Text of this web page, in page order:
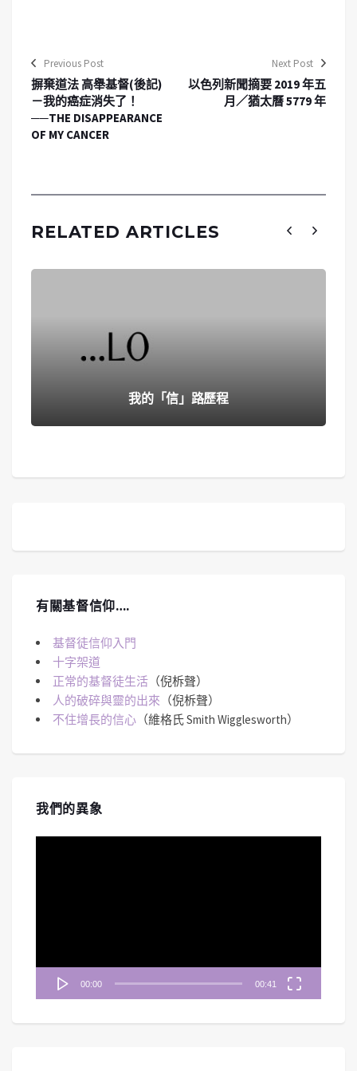
Previous Post
摒棄道法 高舉基督(後記)
－我的癌症消失了！
──THE DISAPPEARANCE
OF MY CANCER
Next Post
以色列新聞摘要 2019 年五
月／猶太曆 5779 年
RELATED ARTICLES
我的「信」路歷程
有關基督信仰….
基督徒信仰入門
十字架道
正常的基督徒生活 （倪柝聲）
人的破碎與靈的出來 （倪柝聲）
不住增長的信心 （維格氏 Smith Wigglesworth）
我們的異象
00:00 00:41